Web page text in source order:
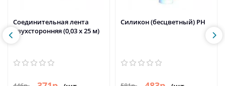
Соединительная лента
двухсторонняя (0,03 х 25 м)
Силикон (бесцветный) PH